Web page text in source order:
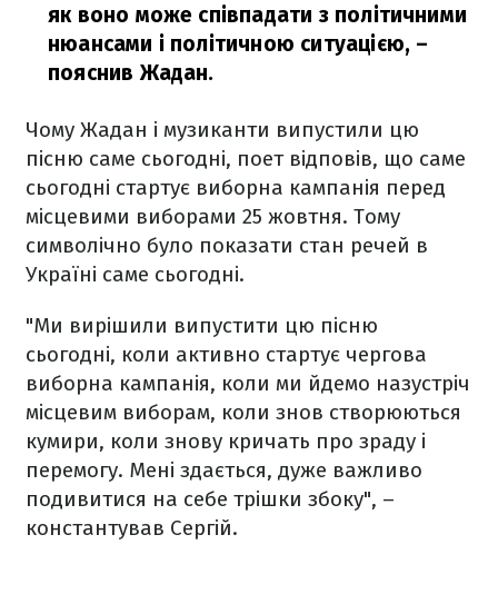
як воно може співпадати з політичними
нюансами і політичною ситуацією, –
пояснив Жадан.
Чому Жадан і музиканти випустили цю
пісню саме сьогодні, поет відповів, що саме
сьогодні стартує виборна кампанія перед
місцевими виборами 25 жовтня. Тому
символічно було показати стан речей в
Україні саме сьогодні.
"Ми вирішили випустити цю пісню
сьогодні, коли активно стартує чергова
виборна кампанія, коли ми йдемо назустріч
місцевим виборам, коли знов створюються
кумири, коли знову кричать про зраду і
перемогу. Мені здається, дуже важливо
подивитися на себе трішки збоку", –
константував Сергій.